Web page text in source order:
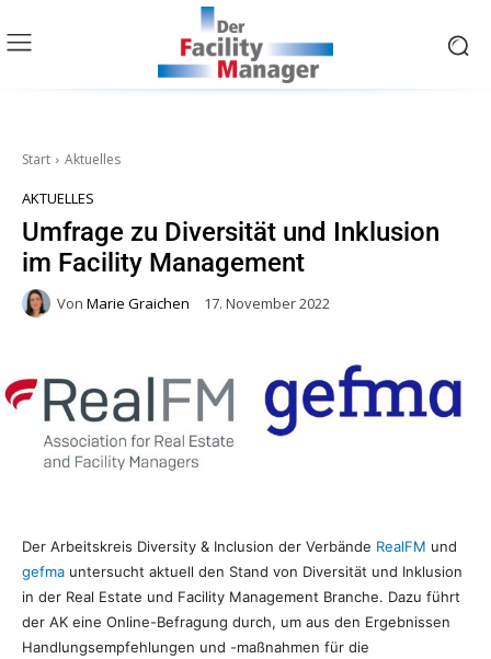
Start Aktuelles
AKTUELLES
Umfrage zu Diversität und Inklusion
im Facility Management
Von Marie Graichen 17. November 2022
Der Arbeitskreis Diversity & Inclusion der Verbände RealFM und
gefma untersucht aktuell den Stand von Diversität und Inklusion
in der Real Estate und Facility Management Branche. Dazu führt
der AK eine Online-Befragung durch, um aus den Ergebnissen
Handlungsempfehlungen und -maßnahmen für die